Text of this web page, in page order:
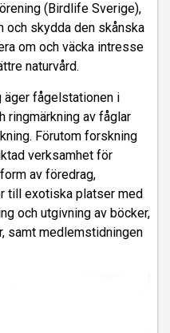
(Birdlife Sverige),
och skydda den skånska
om och väcka intresse
naturvård.
äger fågelstationen i
ringmärkning av fåglar
Förutom forskning
verksamhet för
av föredrag,
till exotiska platser med
och utgivning av böcker,
samt medlemstidningen